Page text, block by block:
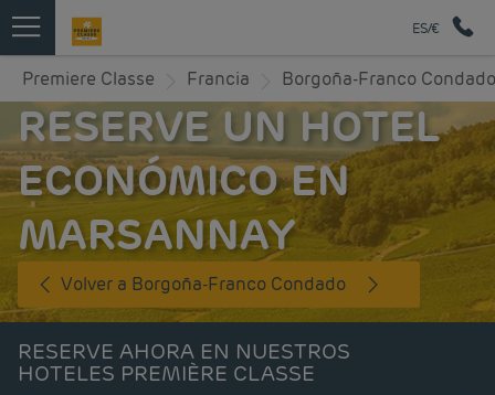
ES/€
Premiere Classe Francia Borgoña-Franco Condado
RESERVE UN HOTEL
ECONÓMICO EN
MARSANNAY
Volver a Borgoña-Franco Condado
RESERVE AHORA EN NUESTROS
HOTELES PREMIÈRE CLASSE